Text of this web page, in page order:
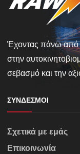
Έχοντας πάνω από
στην
σεβασμό και την
ΣΎΝΔΕΣΜΟΙ
Σχετικά με εμάς
Επικοινωνία